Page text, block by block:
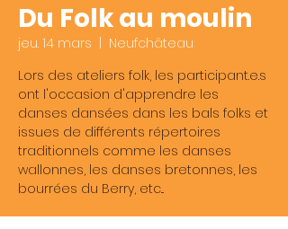
Du Folk au moulin
jeu. 14 mars
Neufchâteau
Lors des ateliers folk, les participant.e.s
ont l'occasion d'apprendre les
danses dansées dans les bals folks et
issues de différents répertoires
traditionnels comme les danses
wallonnes, les danses bretonnes, les
bourrées du Berry, etc...